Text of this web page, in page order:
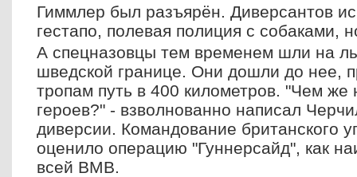
Гиммлер был разъярён. Диверсантов
гестапо, полевая полиция с собаками,
А спецназовцы тем временем шли на
шведской границе. Они дошли до нее,
тропам путь в 400 километров. "Чем же
героев?" - взволнованно написал
диверсии. Командование британского
оценило операцию "Гуннерсайд", как
всей ВМВ.